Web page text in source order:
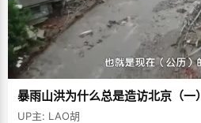
暴雨山洪为什么总是造访北京（一）
UP主: LAO胡